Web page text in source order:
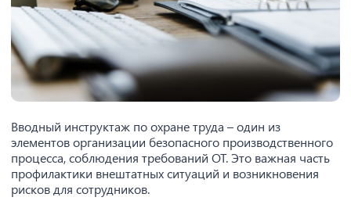
Вводный инструктаж по охране труда – один из
элементов организации безопасного производственного
процесса, соблюдения требований ОТ. Это важная часть
профилактики внештатных ситуаций и возникновения
рисков для сотрудников.